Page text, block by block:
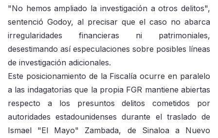
"No hemos ampliado la investigación a otros delitos",
sentenció Godoy, al precisar que el caso no abarca
irregularidades financieras ni patrimoniales,
desestimando así especulaciones sobre posibles líneas
de investigación adicionales.
Este posicionamiento de la Fiscalía ocurre en paralelo
a las indagatorias que la propia FGR mantiene abiertas
respecto a los presuntos delitos cometidos por
autoridades estadounidenses durante el traslado de
Ismael "El Mayo" Zambada, de Sinaloa a Nuevo